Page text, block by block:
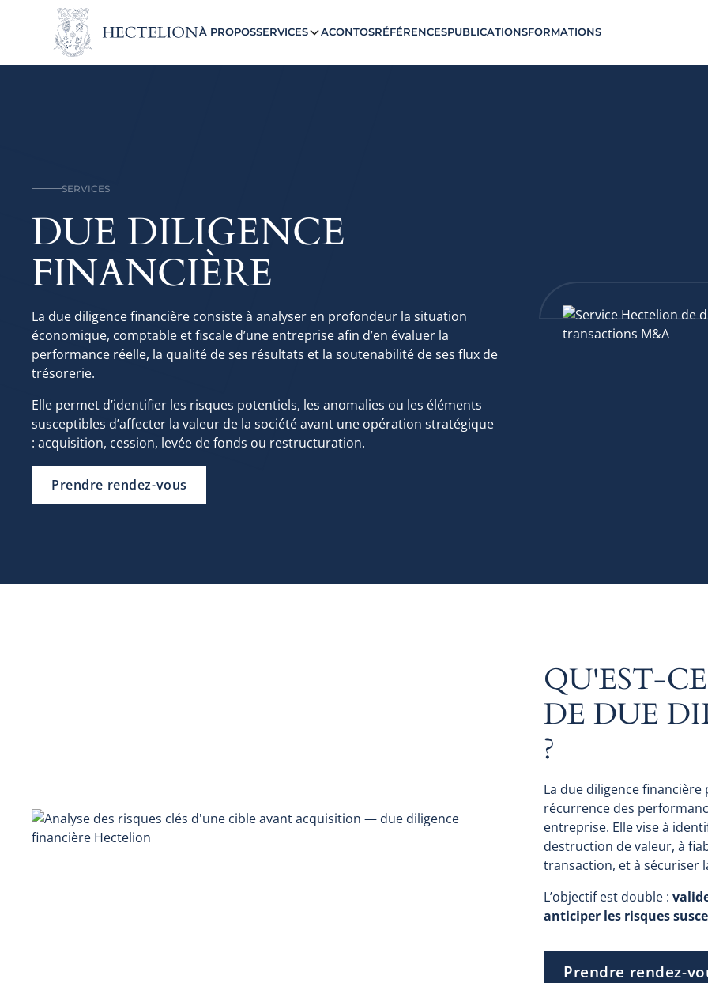
À PROPOSSERVICES ACONTOSRÉFÉRENCESPUBLICATIONSFORMATIONS
SERVICES
DUE DILIGENCE
FINANCIÈRE
La due diligence financière consiste à analyser en profondeur la situation
économique, comptable et fiscale d’une entreprise afin d’en évaluer la
performance réelle, la qualité de ses résultats et la soutenabilité de ses flux de
trésorerie.
Elle permet d’identifier les risques potentiels, les anomalies ou les éléments
susceptibles d’affecter la valeur de la société avant une opération stratégique
: acquisition, cession, levée de fonds ou restructuration.
Prendre rendez-vous
QU'EST-
DE DUE
?
La due diligence
récurrence des
entreprise. Elle vise à
destruction de valeur, à
transaction, et à sécuriser
L’objectif est double :
anticiper les risques
Prendre rendez-